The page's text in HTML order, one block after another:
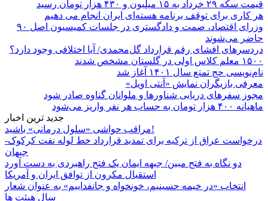
قیمت سکه ۲۹ خرداد به ۱۵ میلیون و ۴۳۰ هزار تومان رسید
هر کاری برای توقف برنامه هسته‌ای ایران انجام می دهیم
وزرای اقتصاد، صمت و دادگستری در جلسات کمیسیون اصل ۹۰
حاضر می‌شوند
دردسرهای افشای رقم قرارداد گل‌محمدی/ آیا اختلافی وجود دارد؟
۱۵۰۰ معلم کلاس اولی در گلستان مشخص شدند
نام‌نویسی حج تمتع سال ۱۴۰۱ آغاز شد
معرفی بازیگران نمایش «آنتی اویل»
مجوز سفرهای دریایی شناورها و ملوانان گناوه صادر شود
ماهیانه ۴۰۰ هزار تومان به حساب هر نفر واریز می‌شود
جدید ترین اخبار
مراقب حواشی «سلول درمانی» باشید!
درخواست عراق از ترکیه برای تمدید قرارداد خط لوله نفت کرکوک-
جیهان
دو نگاه به فتح مبین/ جبهه ایمان یک فتح راهبردی به دست آورد
استقبال مکرون از توافق ایران و آمریکا
انتخاب «در خیمه حسینیم، خونخواه و جانفداییم» به عنوان شعار
سال هیئت ها